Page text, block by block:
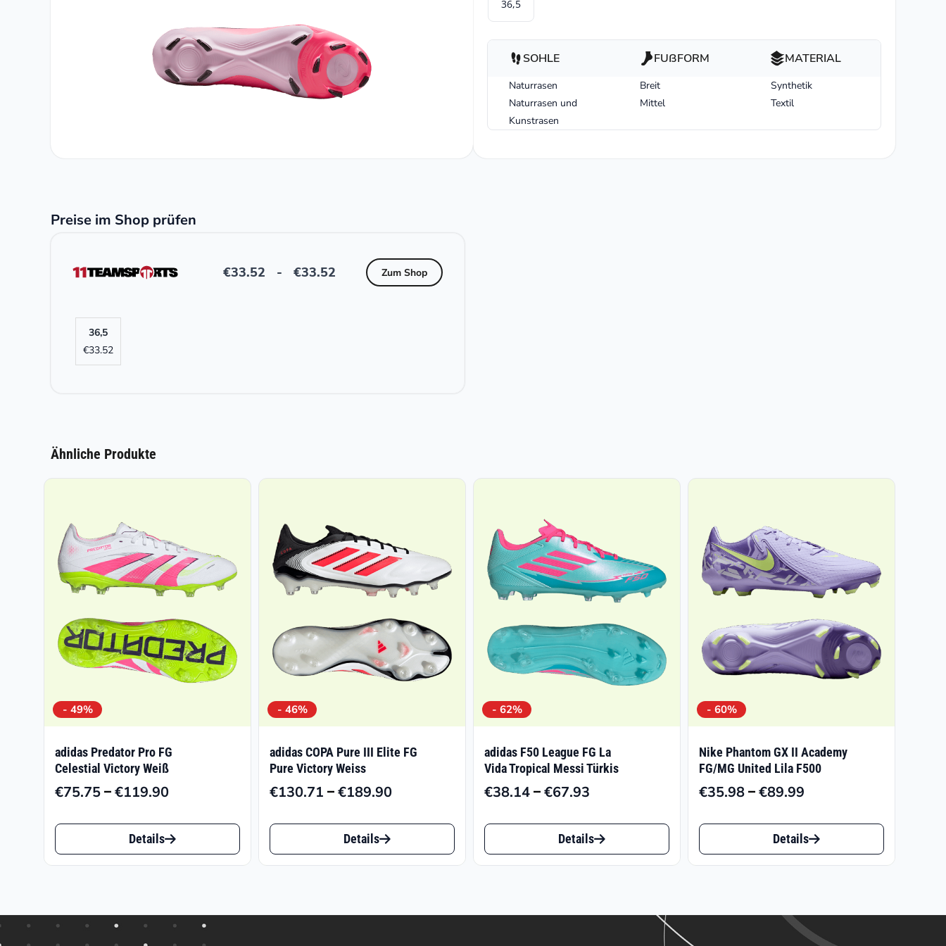
36,5
SOHLE
Naturrasen
Naturrasen und
Kunstrasen
FUßFORM
Breit
Mittel
MATERIAL
Synthetik
Textil
Preise im Shop prüfen
€33.52 - €33.52 Zum Shop
36,5
€33.52
Ähnliche Produkte
- 49%
adidas Predator Pro FG
Celestial Victory Weiß
€75.75–€119.90Preisspanne:
bis
€119.90
Dieses
Produkt
Varianten
Details
- 46%
adidas COPA Pure III Elite FG
Pure Victory Weiss
€130.71 –€189.90Preisspanne:
€189.90
Dieses
Produkt
Details
- 62%
adidas F50 League FG La
Vida Tropical Messi Türkis
€38.14–€67.93Preisspanne:
bis
€67.93
Dieses
Produkt
Details
- 60%
Nike Phantom GX II Academy
FG/MG United Lila F500
€35.98–€89.99Preisspanne:
bis
€89.99
Dieses
Produkt
Details